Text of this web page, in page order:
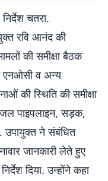
चतरा.
रवि आनंद की
की समीक्षा बैठक
एनओसी व अन्य
की स्थिति की समीक्षा
पाइपलाइन, सड़क,
उपायुक्त ने संबंधित
जानकारी लेते हुए
दिया. उन्होंने कहा